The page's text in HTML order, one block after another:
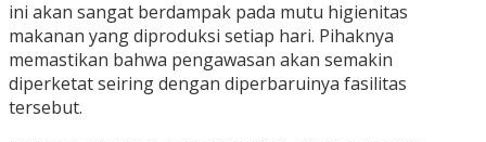
ini akan sangat berdampak pada mutu higienitas
makanan yang diproduksi setiap hari. Pihaknya
memastikan bahwa pengawasan akan semakin
diperketat seiring dengan diperbaruinya fasilitas
tersebut.